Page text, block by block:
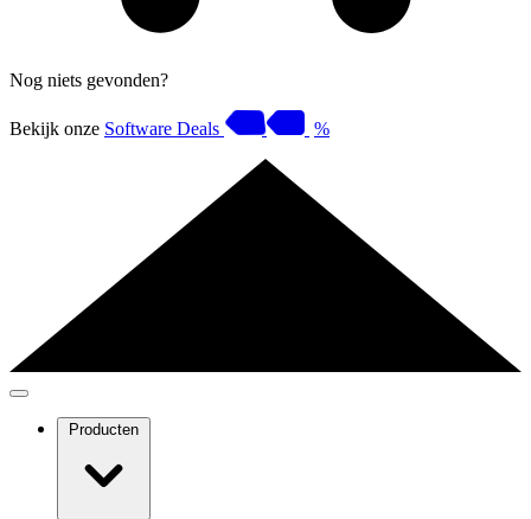
Nog niets gevonden?
Bekijk onze Software Deals %
Producten